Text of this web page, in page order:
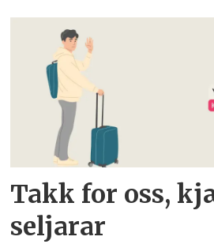
Takk for oss,
seljarar